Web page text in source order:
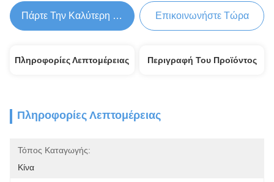
Πάρτε Την Καλύτερη Τιμή Επικοινωνήστε Τώρα
Πληροφορίες Λεπτομέρειας Περιγραφή Του Προϊόντος
Πληροφορίες Λεπτομέρειας
Τόπος Καταγωγής:
Κίνα